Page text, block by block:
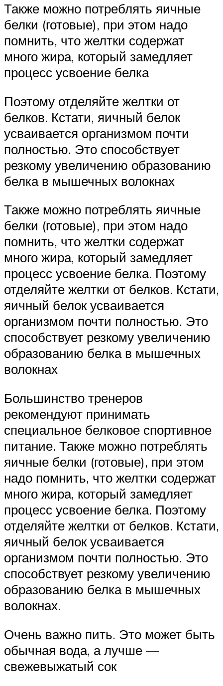
Также можно потреблять яичные
белки (готовые), при этом надо
помнить, что желтки содержат
много жира, который замедляет
процесс усвоение белка
Поэтому отделяйте желтки от
белков. Кстати, яичный белок
усваивается организмом почти
полностью. Это способствует
резкому увеличению образованию
белка в мышечных волокнах
Также можно потреблять яичные
белки (готовые), при этом надо
помнить, что желтки содержат
много жира, который замедляет
процесс усвоение белка. Поэтому
отделяйте желтки от белков. Кстати,
яичный белок усваивается
организмом почти полностью. Это
способствует резкому увеличению
образованию белка в мышечных
волокнах
Большинство тренеров
рекомендуют принимать
специальное белковое спортивное
питание. Также можно потреблять
яичные белки (готовые), при этом
надо помнить, что желтки содержат
много жира, который замедляет
процесс усвоение белка. Поэтому
отделяйте желтки от белков. Кстати,
яичный белок усваивается
организмом почти полностью. Это
способствует резкому увеличению
образованию белка в мышечных
волокнах.
Очень важно пить. Это может быть
обычная вода, а лучше —
свежевыжатый сок